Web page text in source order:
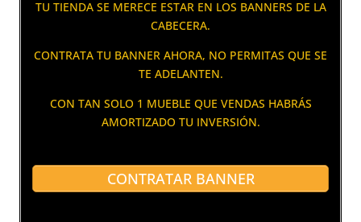
TU TIENDA SE MERECE ESTAR EN LOS BANNERS DE LA
CABECERA.
CONTRATA TU BANNER AHORA, NO PERMITAS QUE SE
TE ADELANTEN.
CON TAN SOLO 1 MUEBLE QUE VENDAS HABRÁS
AMORTIZADO TU INVERSIÓN.
CONTRATAR BANNER